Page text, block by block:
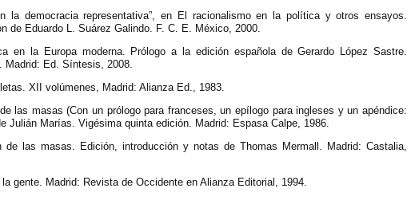
la democracia representativa”, en El racionalismo en la política y otros ensayos.
de Eduardo L. Suárez Galindo. F. C. E. México, 2000.
en la Europa moderna. Prólogo a la edición española de Gerardo López Sastre.
Madrid: Ed. Síntesis, 2008.
XII volúmenes, Madrid: Alianza Ed., 1983.
las masas (Con un prólogo para franceses, un epílogo para ingleses y un apéndice:
Julián Marías. Vigésima quinta edición. Madrid: Espasa Calpe, 1986.
las masas. Edición, introducción y notas de Thomas Mermall. Madrid: Castalia,
gente. Madrid: Revista de Occidente en Alianza Editorial, 1994.